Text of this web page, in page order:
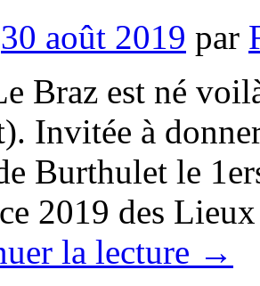
30 août 2019 par
Braz est né
Invitée à
Burthulet le
2019 des
la lecture →